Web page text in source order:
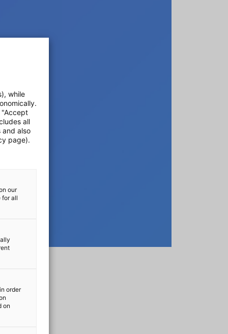
while
"Accept
all
and also
page).
our
for all
order
on